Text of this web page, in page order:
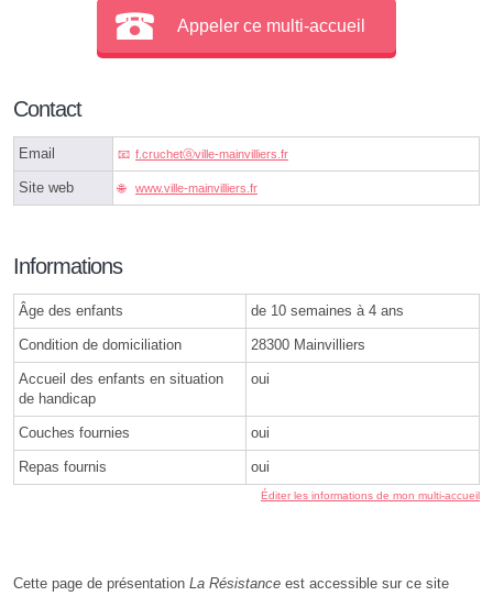
Appeler ce multi-accueil
Contact
Email f.cruchetⓐville-mainvilliers.fr
Site web www.ville-mainvilliers.fr
Informations
Âge des enfants de 10 semaines à 4 ans
Condition de domiciliation 28300 Mainvilliers
Accueil des enfants en situation
de handicap
oui
Couches fournies oui
Repas fournis oui
Éditer les informations de mon multi-accueil
Cette page de présentation La Résistance est accessible sur ce site